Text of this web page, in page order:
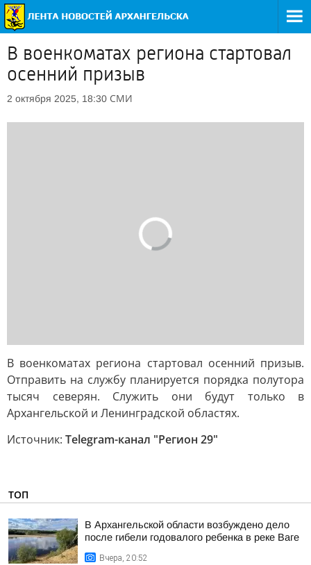
В военкоматах региона стартовал
осенний призыв
2 октября 2025, 18:30 СМИ
В военкоматах региона стартовал осенний призыв.
Отправить на службу планируется порядка полутора
тысяч северян. Служить они будут только в
Архангельской и Ленинградской областях.
Источник: Telegram-канал "Регион 29"
ТОП
В Архангельской области возбуждено дело
после гибели годовалого ребенка в реке Ваге
Вчера, 20:52